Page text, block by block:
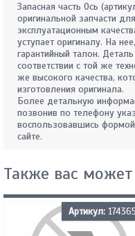
Запасная часть Ось
оригинальной запчасти
эксплуатационным
уступает оригиналу. На
гарантийный талон.
соответствии с той же
же высокого качества,
изготовления оригинала.
Более детальную
позвонив по телефону
воспользовавшись
сайте.
Также вас может
Артикул: